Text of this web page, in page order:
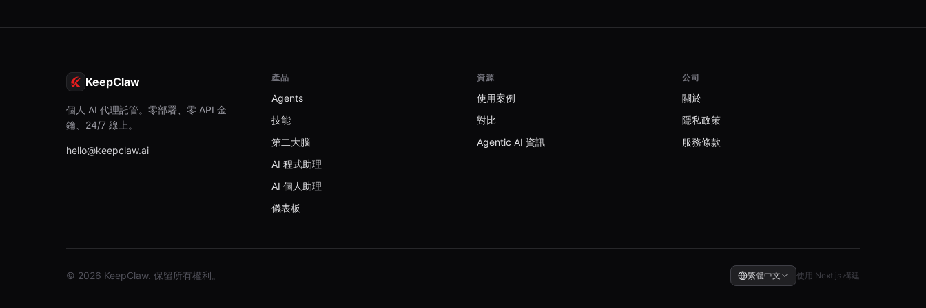
KeepClaw
個人 AI 代理託管。零部署、零 API 金
鑰、24/7 線上。
hello@keepclaw.ai
產品
Agents
技能
第二大腦
AI 程式助理
AI 個人助理
儀表板
資源
使用案例
對比
Agentic AI 資訊
公司
關於
隱私政策
服務條款
© 2026 KeepClaw. 保留所有權利。 繁體中文 使用 Next.js 構建